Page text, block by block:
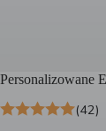
Personalizowane
(42)